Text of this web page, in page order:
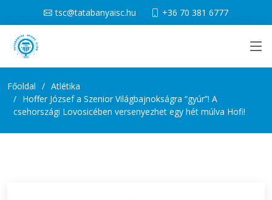
tsc@tatabanyaisc.hu +36 70 381 6777
Főoldal
Atlétika
Hoffer József a Szenior Világbajnokságra “gyúr”! A
csehországi Lovosicében versenyezhet egy hét múlva Hofi!